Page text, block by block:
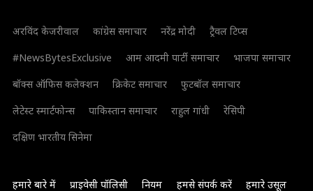
अरविंद केजरीवाल कांग्रेस समाचार नरेंद्र मोदी
ट्रैवल टिप्स
#NewsBytesExclusive
आम आदमी पार्टी समाचार
भाजपा समाचार
बॉक्स ऑफिस कलेक्शन
क्रिकेट समाचार
फुटबॉल समाचार
लेटेस्ट स्मार्टफोन्स
पाकिस्तान समाचार राहुल गांधी
रेसिपी
दक्षिण भारतीय सिनेमा
हमारे बारे में प्राइवेसी पॉलिसी नियम हमसे संपर्क करें हमारे उसूल